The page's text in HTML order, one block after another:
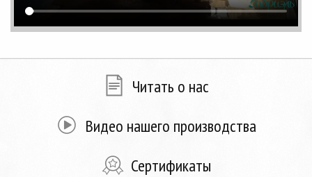
Читать о нас
Видео нашего производства
Сертификаты